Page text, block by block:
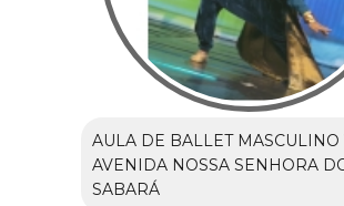
AULA DE BALLET MASCULINO
AVENIDA NOSSA SENHORA
SABARÁ